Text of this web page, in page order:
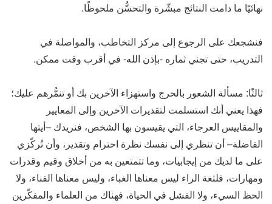
نهائيًا ما دامت النتائج مبشّرة والتحسُّن ملحوظًا.
فنشجعك على الرجوع إلى مركز التخاطب، والمواصلة في
التدريب، حتى تجني ثماره -بإذن الله- في أقرب وقت ممكن.
ثالثًا: مسألة الشعور بالحرج واستهزاء الآخرين بك أو تنمُّرهم عليك؛
فهذا يعني أنك استسلمت لتقديرات الآخرين وإلى المعايير
والمقاييس العرجاء، التي يقيسون بها الشخص، فنريدك –أيتها
الفاضلة– أن تنظري إلى نفسك نظرة احترام وتقدير، وأن تُركّزي
على ما لديك من إيجابيات، وما تتمتعين به من أخلاق وقيم وقدرات
ومهارات، فلثغة الراء ليس معناها الغباء، وليس معناها الفناء، ولا
الحظ السيء، ولا الفشل في الحياة، فهناك من العلماء والمفكّرين